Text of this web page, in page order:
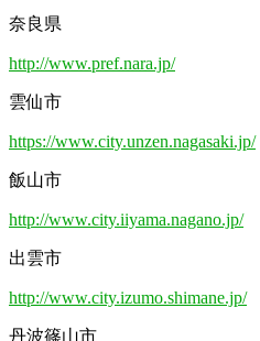
奈良県
http://www.pref.nara.jp/
雲仙市
https://www.city.unzen.nagasaki.jp/
飯山市
http://www.city.iiyama.nagano.jp/
出雲市
http://www.city.izumo.shimane.jp/
丹波篠山市